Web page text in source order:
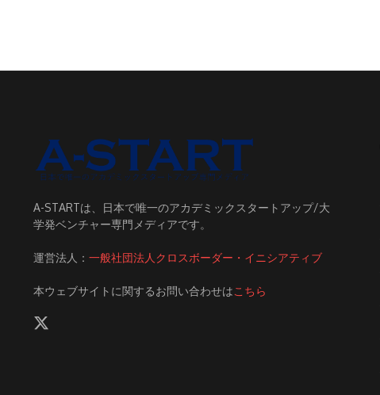
A-STARTは、日本で唯一のアカデミックスタートアップ/大
学発ベンチャー専門メディアです。
運営法人： 一般社団法人クロスボーダー・イニシアティブ
本ウェブサイトに関するお問い合わせはこちら